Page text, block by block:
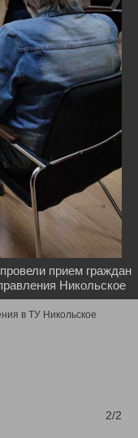
в ТУ Никольское
2/2
прием граждан
Никольское